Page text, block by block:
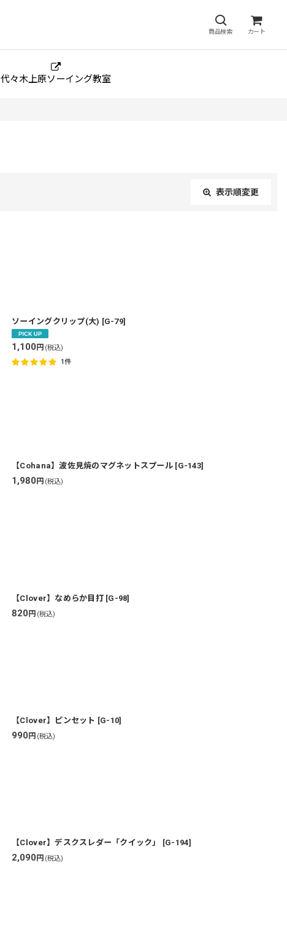
商品検索 カート
代々木上原ソーイング教室
表示順変更
ソーイングクリップ(大) [G-79]
1,100円 (税込)
1件
【Cohana】波佐見焼のマグネットスプール [G-143]
1,980円 (税込)
【Clover】なめらか目打 [G-98]
820円 (税込)
【Clover】ピンセット [G-10]
990円 (税込)
【Clover】デスクスレダー「クイック」 [G-194]
2,090円 (税込)